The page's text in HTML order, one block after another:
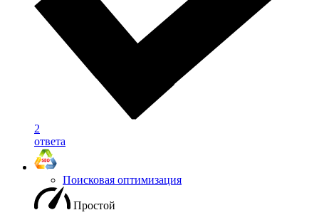
2
ответа
Поисковая оптимизация
Простой